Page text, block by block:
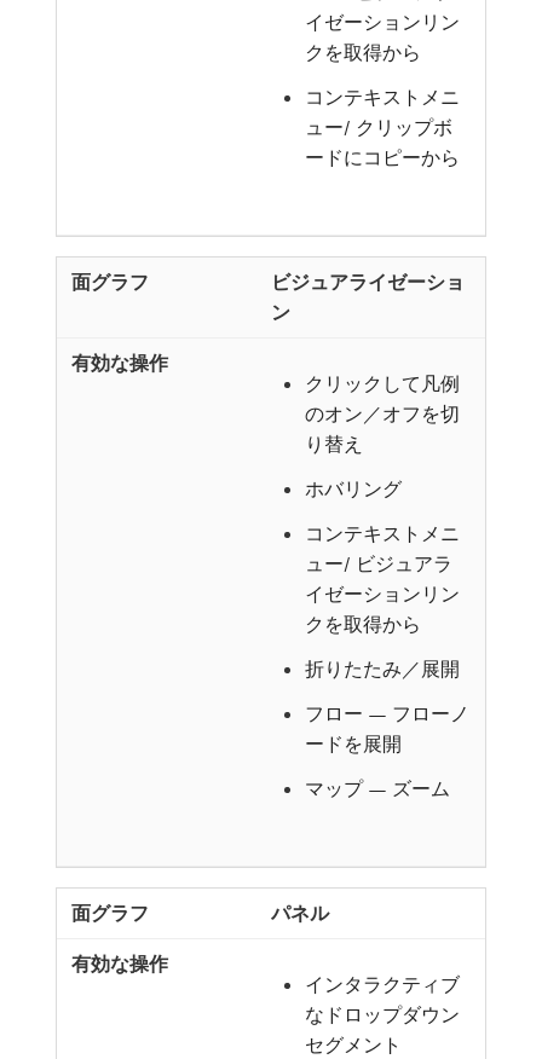
イゼーションリン
クを取得から
コンテキストメニ
ュー/ クリップボ
ードにコピーから
ビジュアライゼーショ
ン
クリックして凡例
のオン／オフを切
り替え
ホバリング
コンテキストメニ
ュー/ ビジュアラ
イゼーションリン
クを取得から
折りたたみ／展開
フロー — フローノ
ードを展開
マップ — ズーム
パネル
インタラクティブ
なドロップダウン
セグメント